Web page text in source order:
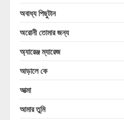
অবাধ্য পিছুটান
অরোনী তোমার জন্য
অ্যারেঞ্জ ম্যারেজ
আড়ালে কে
আত্মা
আমার তুমি